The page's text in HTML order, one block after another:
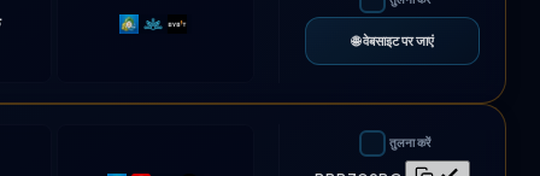
MT5Match-
Bybit
🌐 वेबसाइट पर जाएं
तुलना करें